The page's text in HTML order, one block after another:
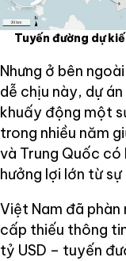
Tuyến đường dự
Nhưng ở bên
dễ chịu này, dự
khuấy động một
trong nhiều năm
và Trung Quốc
hưởng lợi lớn từ
Việt Nam đã phàn
cấp thiếu thông
tỷ USD – tuyến